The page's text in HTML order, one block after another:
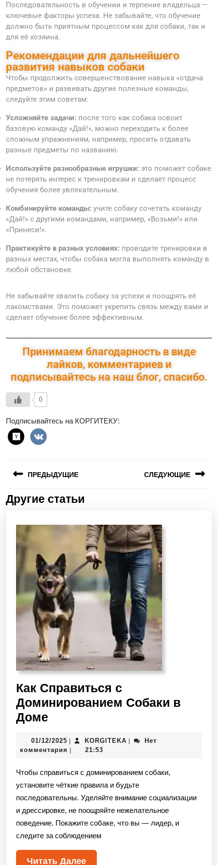
Последовательность в обучении и терпение владельца —
ключевые факторы успеха. Не забывайте, что обучение
должно быть приятным процессом как для собаки, так и
для её хозяина.
Рекомендации для дальнейшего
развития навыков собаки
Чтобы продолжить совершенствование навыка «отдача
предметов» и развивать другие полезные команды,
следуйте этим советам:
Усложняйте задачи: после того как собака освоит
базовую команду «Дай!», можно переходить к более
сложным упражнениям, например, просить отдавать
разные предметы по названию.
Используйте разнообразные игрушки: это поможет собаке
не потерять интерес к тренировкам и сделает процесс
обучения более увлекательным.
Комбинируйте команды: учите собаку сочетать команду
«Дай!» с другими командами, например, «Возьми!» или
«Принеси!».
Практикуйте в разных условиях: проводите тренировки в
разных местах, чтобы собака могла выполнять команду в
любой обстановке.
Не забывайте хвалить собаку за успехи и поощрять её
лакомствами. Это поможет укрепить связь между вами и
сделает обучение более эффективным.
Принимаем благодарность в виде
лайков, комментариев и
подписывайтесь на наш блог, спасибо.
0
Подписывайтесь на КОРГИТЕКУ:
ПРЕДЫДУЩИЕ СЛЕДУЮЩИЕ
Другие статьи
Как Справиться с
Доминированием Собаки в
Доме
01/12/2025 KORGITEKA
Нет
комментария
21:53
Чтобы справиться с доминированием собаки,
установите чёткие правила и будьте
последовательны. Уделяйте внимание социализации
и дрессировке, не поощряйте нежелательное
поведение. Покажите собаке, что вы — лидер, и
следите за соблюдением
Читать Далее